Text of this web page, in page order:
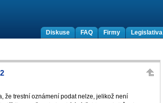
Legislativa
Firmy
FAQ
Diskuse
že trestní oznámení podat nelze, jelikož není